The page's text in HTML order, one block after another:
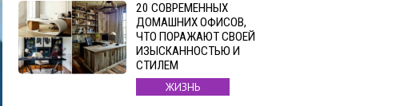
20 СОВРЕМЕННЫХ
ДОМАШНИХ ОФИСОВ,
ЧТО ПОРАЖАЮТ СВОЕЙ
ИЗЫСКАННОСТЬЮ И
СТИЛЕМ
ЖИЗНЬ